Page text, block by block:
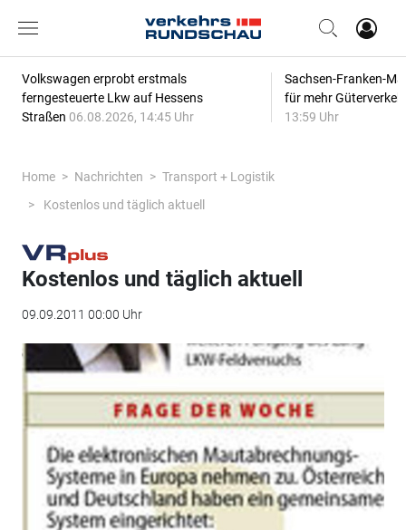
Volkswagen erprobt erstmals
ferngesteuerte Lkw auf Hessens
Straßen 06.08.2026, 14:45 Uhr
Sachsen-Franken-
für mehr
13:59 Uhr
Home Nachrichten
Transport + Logistik
Kostenlos und täglich aktuell
Kostenlos und täglich aktuell
09.09.2011 00:00 Uhr